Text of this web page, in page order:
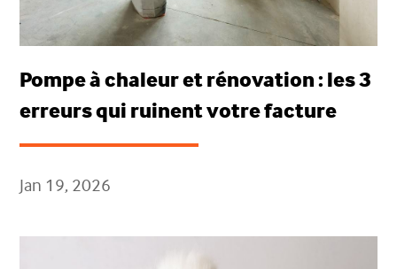
Pompe à chaleur et rénovation : les 3
erreurs qui ruinent votre facture
Jan 19, 2026